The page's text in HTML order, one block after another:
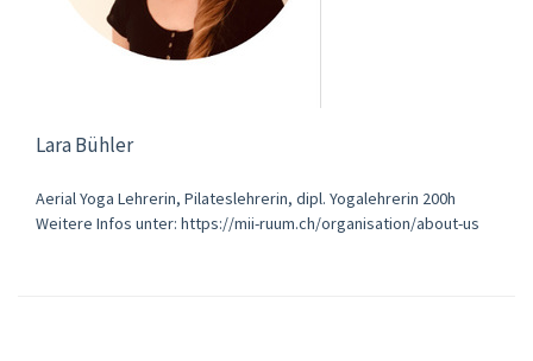
Lara Bühler
Aerial Yoga Lehrerin, Pilateslehrerin, dipl. Yogalehrerin 200h
Weitere Infos unter: https://mii-ruum.ch/organisation/about-us